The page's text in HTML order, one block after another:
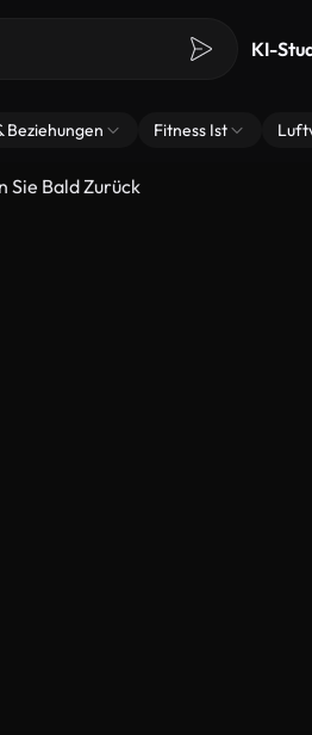
KI-
Beziehungen Fitness Ist
Sie Bald Zurück